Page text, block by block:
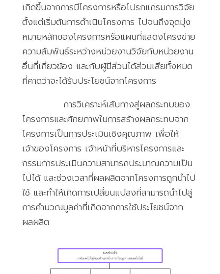
เกิดขึ้นจากการมีโครงการหรือโปรกแกรมการวิจัย
ตั้งแต่เริ่มต้นการดำเนินโครงการ ไปจนถึงจุดมุ่ง
หมายหลักของโครงการหรือแผนที่แสดงโครงข่าย
ความสัมพันธ์ระหว่างหน่วยงานวิจัยกับหน่วยงาน
อื่นที่เกี่ยวข้อง และกับผู้มีส่วนได้ส่วนเสียทั้งหมด
ที่คาดว่าจะได้รับประโยชน์จากโครงการ
การวิเคราะห์เส้นทางสู่ผลกระทบของ
โครงการและศักยภาพในการสร้างผลกระทบจาก
โครงการเป็นการประเมินเชิงคุณภาพ เพื่อให้
เจ้าของโครงการ เจ้าหน้าที่บริหารโครงการและ
กรรมการประเมินความสามารถประมาณความเป็น
ไปได้ และช่วงเวลาที่ผลผลิตจากโครงการถูกนำไป
ใช้ และทำให้เกิดการเปลี่ยนแปลงที่สามารถนำไปสู่
การคำนวณมูลค่าที่เกิดจากการใช้ประโยชน์จาก
ผลผลิต